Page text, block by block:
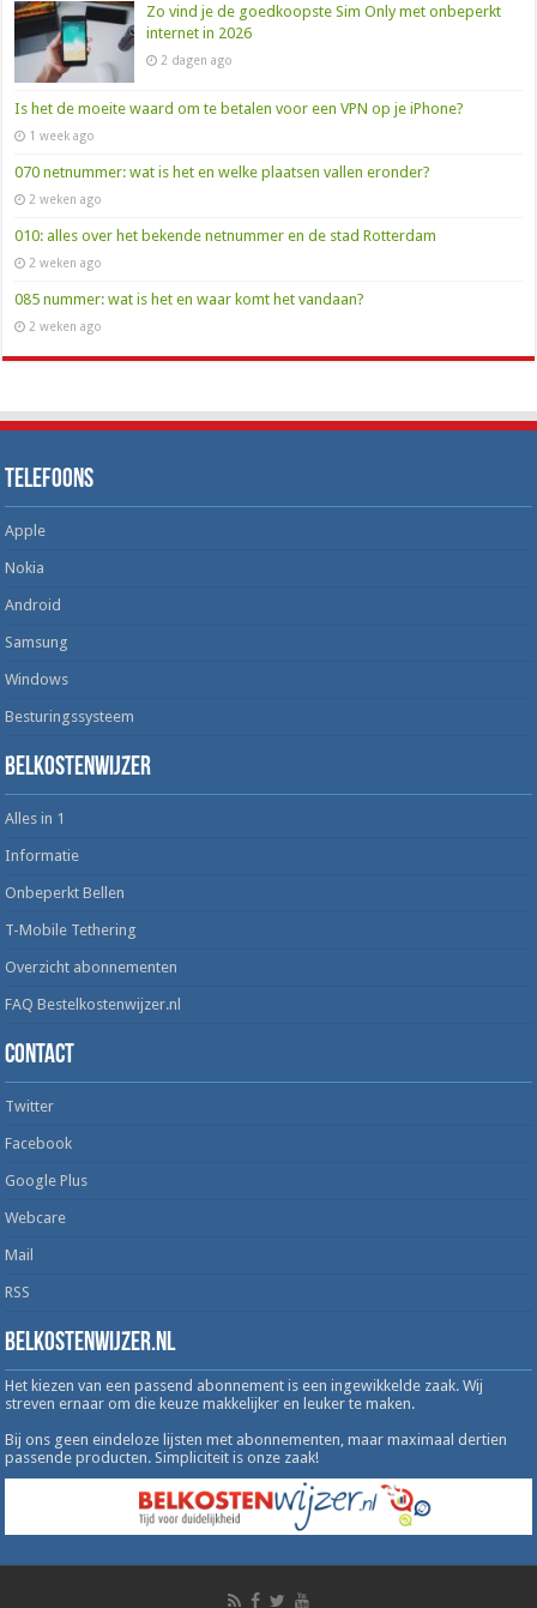
Zo vind je de goedkoopste Sim Only met onbeperkt
internet in 2026
2 dagen ago
Is het de moeite waard om te betalen voor een VPN op je iPhone?
1 week ago
070 netnummer: wat is het en welke plaatsen vallen eronder?
2 weken ago
010: alles over het bekende netnummer en de stad Rotterdam
2 weken ago
085 nummer: wat is het en waar komt het vandaan?
2 weken ago
Telefoons
Apple
Nokia
Android
Samsung
Windows
Besturingssysteem
Belkostenwijzer
Alles in 1
Informatie
Onbeperkt Bellen
T-Mobile Tethering
Overzicht abonnementen
FAQ Bestelkostenwijzer.nl
Contact
Twitter
Facebook
Google Plus
Webcare
Mail
RSS
Belkostenwijzer.nl
Het kiezen van een passend abonnement is een ingewikkelde zaak. Wij
streven ernaar om die keuze makkelijker en leuker te maken.
Bij ons geen eindeloze lijsten met abonnementen, maar maximaal dertien
passende producten. Simpliciteit is onze zaak!